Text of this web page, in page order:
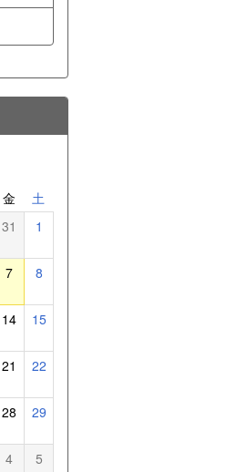
金 土
31 1
7 8
14 15
21 22
28 29
4 5